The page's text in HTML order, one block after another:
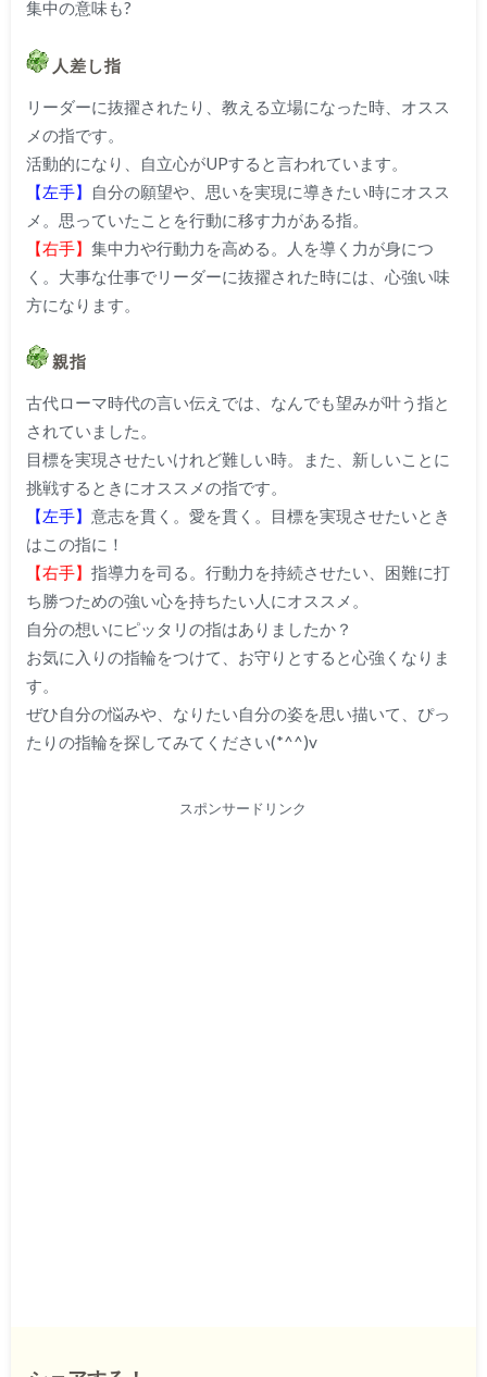
集中の意味も?
人差し指
リーダーに抜擢されたり、教える立場になった時、オスス
メの指です。
活動的になり、自立心がUPすると言われています。
【左手】
自分の願望や、思いを実現に導きたい時にオスス
メ。思っていたことを行動に移す力がある指。
【右手】 集中力や行動力を高める。人を導く力が身につ
く。大事な仕事でリーダーに抜擢された時には、心強い味
方になります。
親指
古代ローマ時代の言い伝えでは、なんでも望みが叶う指と
されていました。
目標を実現させたいけれど難しい時。また、新しいことに
挑戦するときにオススメの指です。
【左手】 意志を貫く。愛を貫く。目標を実現させたいとき
はこの指に！
【右手】 指導力を司る。行動力を持続させたい、困難に打
ち勝つための強い心を持ちたい人にオススメ。
自分の想いにピッタリの指はありましたか？
お気に入りの指輪をつけて、お守りとすると心強くなりま
す。
ぜひ自分の悩みや、なりたい自分の姿を思い描いて、ぴっ
たりの指輪を探してみてください(*^^)v
スポンサードリンク